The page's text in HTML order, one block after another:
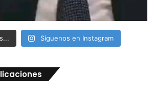
Síguenos en Instagram